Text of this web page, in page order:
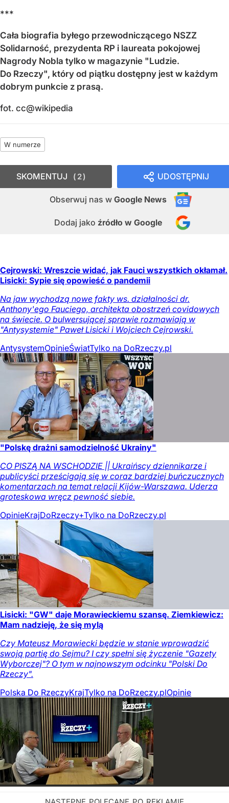
***
Cała biografia byłego przewodniczącego NSZZ
Solidarność, prezydenta RP i laureata pokojowej
Nagrody Nobla tylko w magazynie "Ludzie.
Do Rzeczy", który od piątku dostępny jest w każdym
dobrym punkcie z prasą.
fot. cc@wikipedia
W numerze
UDOSTĘPNIJ
Obserwuj nas w Google News
Dodaj jako źródło w Google
SKOMENTUJ 2
Cejrowski: Wreszcie widać, jak Fauci wszystkich okłamał.
Lisicki: Sypie się opowieść o pandemii
Na jaw wychodzą nowe fakty ws. działalności dr.
Anthony'ego Fauciego, architekta obostrzeń covidowych
na świecie. O bulwersującej sprawie rozmawiają w
"Antysystemie" Paweł Lisicki i Wojciech Cejrowski.
AntysystemOpinieŚwiatTylko na DoRzeczy.pl
"Polskę drażni samodzielność Ukrainy"
CO PISZĄ NA WSCHODZIE || Ukraińscy dziennikarze i
publicyści prześcigają się w coraz bardziej buńczucznych
komentarzach na temat relacji Kijów-Warszawa. Uderza
groteskowa wręcz pewność siebie.
OpinieKrajDoRzeczy+Tylko na DoRzeczy.pl
Lisicki: "GW" daje Morawieckiemu szansę. Ziemkiewicz:
Mam nadzieję, że się mylą
Czy Mateusz Morawiecki będzie w stanie wprowadzić
swoją partię do Sejmu? I czy spełni się życzenie "Gazety
Wyborczej"? O tym w najnowszym odcinku "Polski Do
Rzeczy".
Polska Do RzeczyKrajTylko na DoRzeczy.plOpinie